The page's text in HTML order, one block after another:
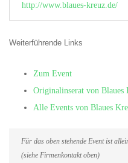
http://www.blaues-kreuz.de/
Weiterführende Links
Zum Event
Originalinserat von Blaues
Alle Events von Blaues
Für das oben stehende Event ist
(siehe Firmenkontakt oben)